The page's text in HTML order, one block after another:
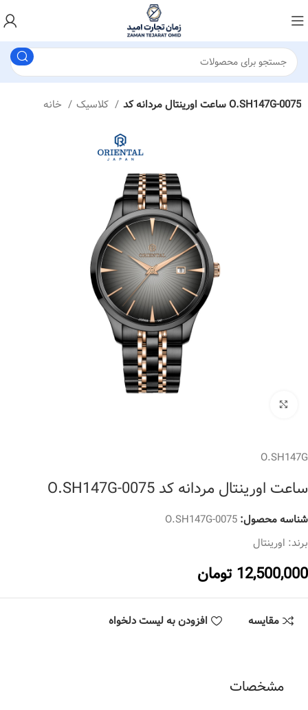
کلاسیک ساعت اورینتال مردانه کد O.SH147G-0075
O.SH147G
ساعت اورینتال مردانه کد O.SH147G-0075
شناسه محصول:O.SH147G-0075
برند: اورینتال
12,500,000 تومان
مقایسه افزودن به لیست دلخواه
مشخصات